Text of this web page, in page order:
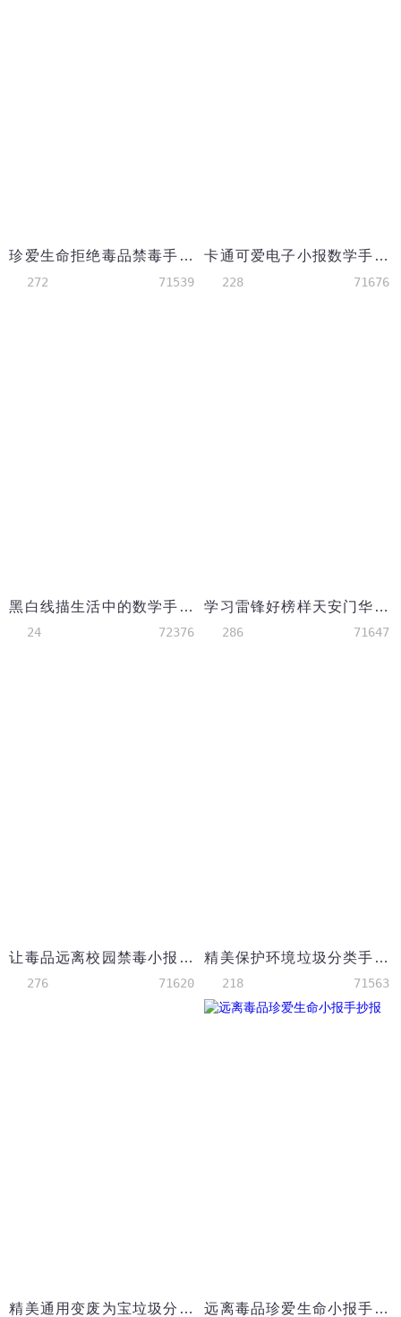
珍爱生命拒绝毒品禁毒手抄报
272 71539
卡通可爱电子小报数学手抄报word模板
228 71676
黑白线描生活中的数学手抄报word模板
24 72376
学习雷锋好榜样天安门华表手抄报
286 71647
让毒品远离校园禁毒小报手抄报模版
276 71620
精美保护环境垃圾分类手抄报wps
218 71563
精美通用变废为宝垃圾分类手抄报 远离毒品珍爱生命小报手抄报